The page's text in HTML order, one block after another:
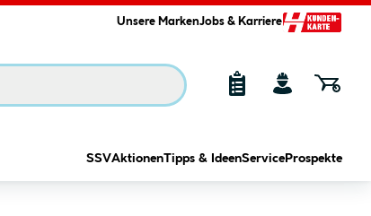
Unsere MarkenJobs & Karriere
SSVAktionenTipps & IdeenService Prospekte